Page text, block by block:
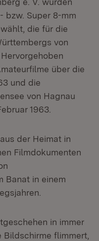
bzw. Super 8-mm
die für die
von
über die
und die
von Hagnau
1963.
der Heimat in
Filmdokumenten
Banat in einem
in immer
Bildschirme flimmert,